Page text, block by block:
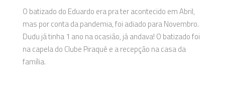
O batizado do Eduardo era pra ter acontecido em Abril,
mas por conta da pandemia, foi adiado para Novembro.
Dudu já tinha 1 ano na ocasião, já andava! O batizado foi
na capela do Clube Piraquê e a recepção na casa da
família.